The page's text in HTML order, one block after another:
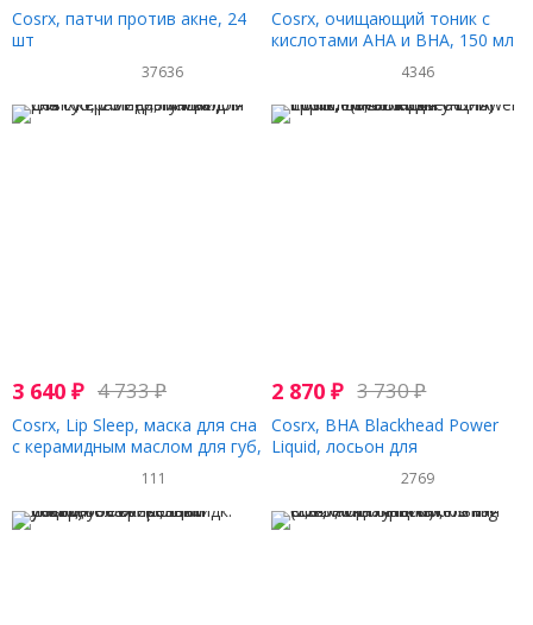
Cosrx, патчи против акне, 24
шт
37636
Cosrx, очищающий тоник с
кислотами AHA и BHA, 150 мл
(5,07 жидкой унции)
4346
3 640 ₽ 4 733₽
Cosrx, Lip Sleep, маска для сна
с керамидным маслом для губ,
111
2 870₽ 3 730₽
Cosrx, BHA Blackhead Power
Liquid, лосьон для
проблемной кожи с BHA, 100
мл (3,38 жидк. унции)
2769